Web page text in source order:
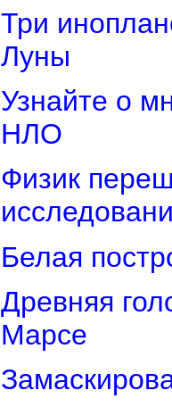
Три
Луны
Узнайте о
НЛО
Физик
Белая
Древняя
Марсе